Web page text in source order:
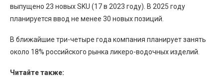
выпущено 23 новых SKU (17 в 2023 году). В 2025 году
планируется ввод не менее 30 новых позиций.
В ближайшие три-четыре года компания планирует занять
около 18% российского рынка ликеро-водочных изделий.
Читайте также: